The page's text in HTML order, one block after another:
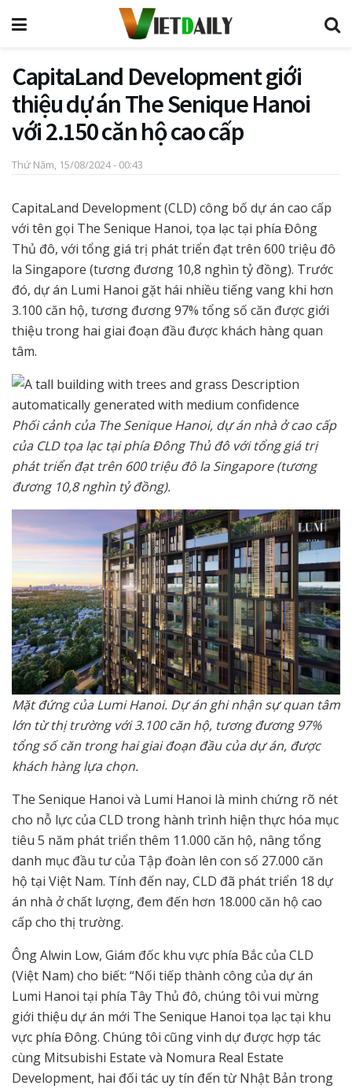
CapitaLand Development giới
thiệu dự án The Senique Hanoi
với 2.150 căn hộ cao cấp
Thứ Năm, 15/08/2024 - 00:43
CapitaLand Development (CLD) công bố dự án cao cấp
với tên gọi The Senique Hanoi, tọa lạc tại phía Đông
Thủ đô, với tổng giá trị phát triển đạt trên 600 triệu đô
la Singapore (tương đương 10,8 nghìn tỷ đồng). Trước
đó, dự án Lumi Hanoi gặt hái nhiều tiếng vang khi hơn
3.100 căn hộ, tương đương 97% tổng số căn được giới
thiệu trong hai giai đoạn đầu được khách hàng quan
tâm.
Phối cảnh của The Senique Hanoi, dự án nhà ở cao cấp
của CLD tọa lạc tại phía Đông Thủ đô với tổng giá trị
phát triển đạt trên 600 triệu đô la Singapore (tương
đương 10,8 nghìn tỷ đồng).
Mặt đứng của Lumi Hanoi. Dự án ghi nhận sự quan tâm
lớn từ thị trường với 3.100 căn hộ, tương đương 97%
tổng số căn trong hai giai đoạn đầu của dự án, được
khách hàng lựa chọn.
The Senique Hanoi và Lumi Hanoi là minh chứng rõ nét
cho nỗ lực của CLD trong hành trình hiện thực hóa mục
tiêu 5 năm phát triển thêm 11.000 căn hộ, nâng tổng
danh mục đầu tư của Tập đoàn lên con số 27.000 căn
hộ tại Việt Nam. Tính đến nay, CLD đã phát triển 18 dự
án nhà ở chất lượng, đem đến hơn 18.000 căn hộ cao
cấp cho thị trường.
Ông Alwin Low, Giám đốc khu vực phía Bắc của CLD
(Việt Nam) cho biết: “Nối tiếp thành công của dự án
Lumi Hanoi tại phía Tây Thủ đô, chúng tôi vui mừng
giới thiệu dự án mới The Senique Hanoi tọa lạc tại khu
vực phía Đông. Chúng tôi cũng vinh dự được hợp tác
cùng Mitsubishi Estate và Nomura Real Estate
Development, hai đối tác uy tín đến từ Nhật Bản trong